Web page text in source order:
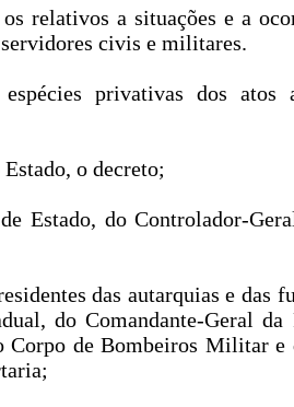
relativos a situações e a
civis e militares.
privativas dos atos
o decreto;
Estado, do Controlador-
das autarquias e das
do Comandante-Geral
Corpo de Bombeiros Militar e